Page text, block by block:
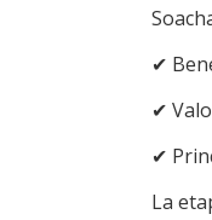
✔
✔
✔
La